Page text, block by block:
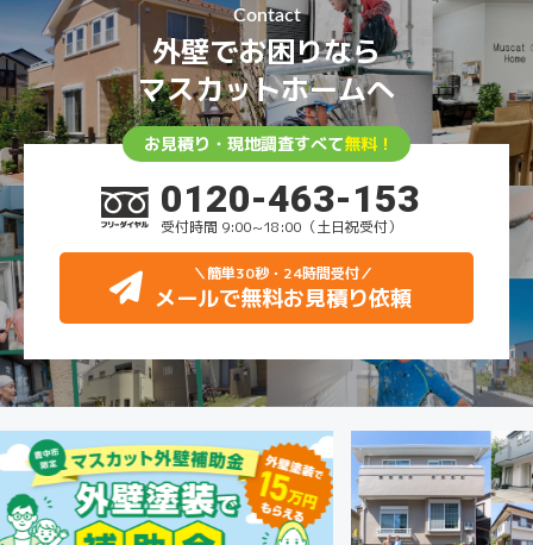
Contact
外壁でお困りなら
マスカットホームへ
お見積り・現地調査すべて無料！
0120-463-153
受付時間 9:00~18:00（土日祝受付）
＼簡単30秒・24時間受付／
メールで無料お見積り依頼